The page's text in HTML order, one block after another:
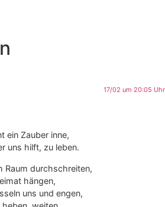
17/02 um 20:05 Uhr
ein Zauber inne,
uns hilft, zu leben.
Raum durchschreiten,
hängen,
uns und engen,